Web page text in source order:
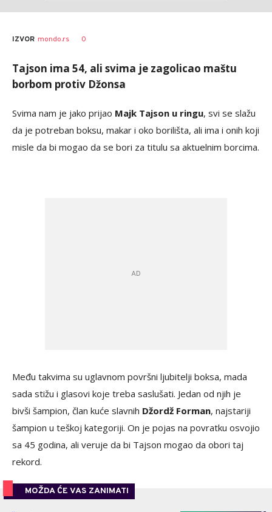
AUTOR Jakovljević
IZVOR mondo.rs 0
Tajson ima 54, ali svima je zagolicao maštu
borbom protiv Džonsa
Svima nam je jako prijao Majk Tajson u ringu, svi se slažu
da je potreban boksu, makar i oko borilišta, ali ima i onih koji
misle da bi mogao da se bori za titulu sa aktuelnim borcima.
Među takvima su uglavnom površni ljubitelji boksa, mada
sada stižu i glasovi koje treba saslušati. Jedan od njih je
bivši šampion, član kuće slavnih Džordž Forman, najstariji
šampion u teškoj kategoriji. On je pojas na povratku osvojio
sa 45 godina, ali veruje da bi Tajson mogao da obori taj
rekord.
MOŽDA ĆE VAS ZANIMATI